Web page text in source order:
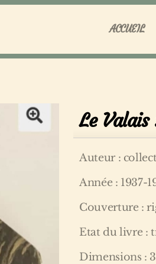
ACCUEIL
Le Valais
Auteur :
Année : 1937-
Couverture :
Etat du livre :
Dimensions :